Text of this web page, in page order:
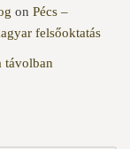
on Pécs –
felsőoktatás
távolban